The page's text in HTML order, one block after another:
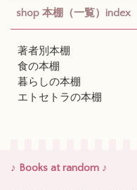
shop 本棚（一覧）index
著者別本棚
食の本棚
暮らしの本棚
エトセトラの本棚
♪ Books at random ♪